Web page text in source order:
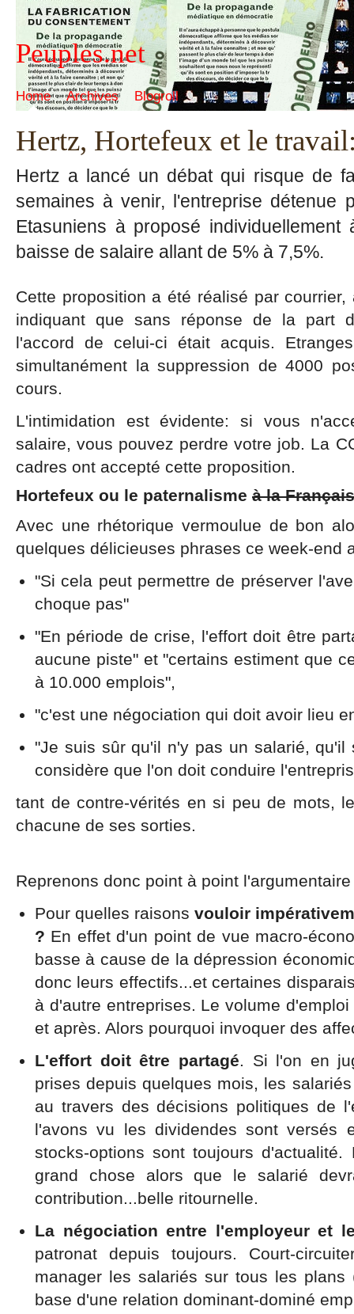
Peuples.net
Home Archives Blogroll
Hertz, Hortefeux et le
Hertz a lancé un débat qui risque de
semaines à venir, l'entreprise détenue
Etasuniens à proposé
baisse de salaire allant de 5% à 7,5%.
Cette proposition a été réalisé par
indiquant que sans réponse de la part
l'accord de celui-ci était acquis.
simultanément la suppression de 4000
cours.
L'intimidation est évidente: si vous
salaire, vous pouvez perdre votre job. La
cadres ont accepté cette proposition.
Hortefeux ou le paternalisme à la
Avec une rhétorique vermoulue de bon
quelques délicieuses phrases ce week-end
"Si cela peut permettre de préserver
choque pas"
"En période de crise, l'effort doit être
aucune piste" et "certains estiment que
à 10.000 emplois",
"c'est une négociation qui doit avoir lieu
"Je suis sûr qu'il n'y pas un salarié,
considère que l'on doit conduire
tant de contre-vérités en si peu de mots,
chacune de ses sorties.
Reprenons donc point à point
Pour quelles raisons vouloir
? En effet d'un point de vue macro-
basse à cause de la dépression
donc leurs effectifs...et certaines
à d'autre entreprises. Le volume
et après. Alors pourquoi invoquer des
L'effort doit être partagé. Si l'on en
prises depuis quelques mois, les
au travers des décisions politiques de
l'avons vu les dividendes sont versés
stocks-options sont toujours
grand chose alors que le salarié
contribution...belle ritournelle.
La négociation entre l'employeur et
patronat depuis toujours. Court-
manager les salariés sur tous les
base d'une relation dominant-dominé